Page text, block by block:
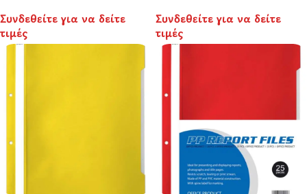
Συνδεθείτε για να δείτε
τιμές
Συνδεθείτε για να δείτε
τιμές